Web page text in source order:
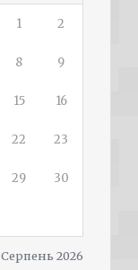
Серпень 2026
1 2
8 9
15 16
22 23
29 30